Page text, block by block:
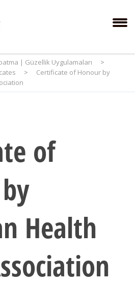
| Güzellik Uygulamaları
>
>
Certificate of Honour by
of
Health